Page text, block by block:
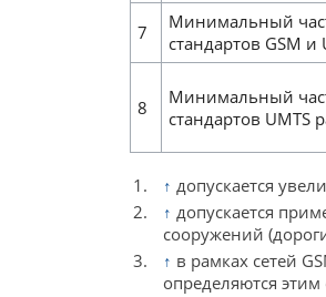
7
Минимальный
стандартов GSM
8
Минимальный
стандартов UMTS
↑ допускается
↑ допускается
сооружений
↑ в рамках сетей
определяются